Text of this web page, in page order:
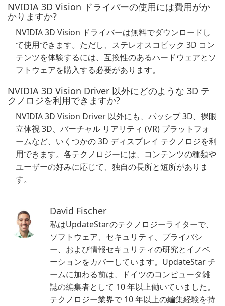
NVIDIA 3D Vision ドライバーの使用には費用がか
かりますか?
NVIDIA 3D Vision ドライバーは無料でダウンロードし
て使用できます。ただし、ステレオスコピック 3D コン
テンツを体験するには、互換性のあるハードウェアとソ
フトウェアを購入する必要があります。
NVIDIA 3D Vision Driver 以外にどのような 3D テ
クノロジを利用できますか?
NVIDIA 3D Vision Driver 以外にも、パッシブ 3D、裸眼
立体視 3D、バーチャル リアリティ (VR) プラットフォ
ームなど、いくつかの 3D ディスプレイ テクノロジを利
用できます。各テクノロジーには、コンテンツの種類や
ユーザーの好みに応じて、独自の長所と短所がありま
す。
David Fischer
私はUpdateStarのテクノロジーライターで、
ソフトウェア、セキュリティ、プライバシ
ー、および情報セキュリティの研究とイノベ
ーションをカバーしています。UpdateStar チ
ームに加わる前は、ドイツのコンピュータ雑
誌の編集者として 10 年以上働いていました。
テクノロジー業界で 10 年以上の編集経験を持